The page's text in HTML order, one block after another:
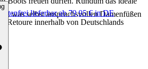
was selbst anspruchsvollen Damenfüßen
kostenfrei lieferbar ab 79,95 € in DE
Retoure innerhalb von Deutschlands